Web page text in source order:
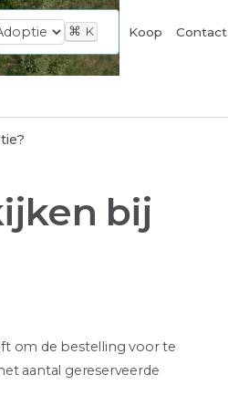
⌘ K Koop Contact
bij
om de bestelling voor te
aantal gereserveerde